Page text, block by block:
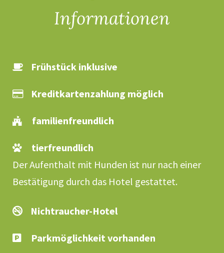
Informationen
Frühstück inklusive
Kreditkartenzahlung möglich
familienfreundlich
tierfreundlich
Der Aufenthalt mit Hunden ist nur nach einer
Bestätigung durch das Hotel gestattet.
Nichtraucher-Hotel
Parkmöglichkeit vorhanden